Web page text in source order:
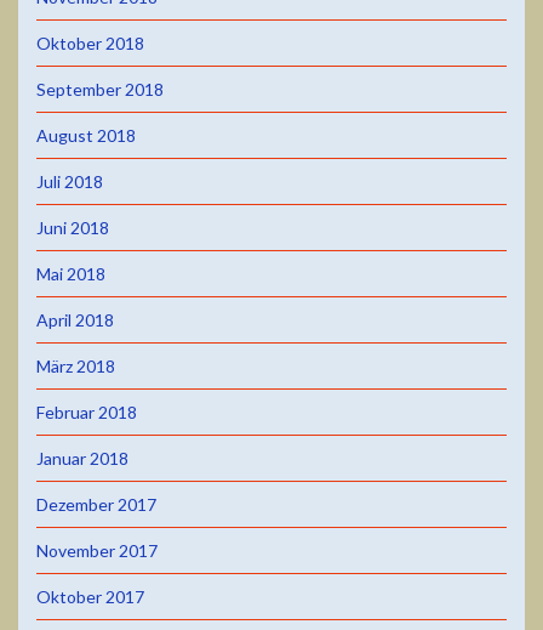
Oktober 2018
September 2018
August 2018
Juli 2018
Juni 2018
Mai 2018
April 2018
März 2018
Februar 2018
Januar 2018
Dezember 2017
November 2017
Oktober 2017